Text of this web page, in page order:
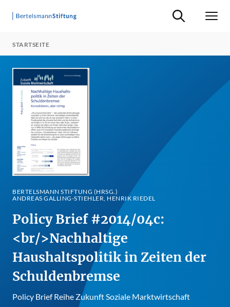
Suche ein-/
STARTSEITE
BERTELSMANN STIFTUNG (HRSG.)
ANDREAS GALLING-STIEHLER, HENRIK RIEDEL
Policy Brief #2014/04c:
<br/>Nachhaltige
Haushaltspolitik in Zeiten der
Schuldenbremse
Policy Brief Reihe Zukunft Soziale Marktwirtschaft